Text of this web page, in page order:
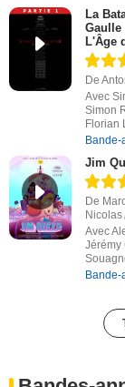
La
Gaulle
L'Âge
De
Avec
Simon
Florian
Bande-
Jim
De
Nicolas
Avec
Jérémy
Bande-